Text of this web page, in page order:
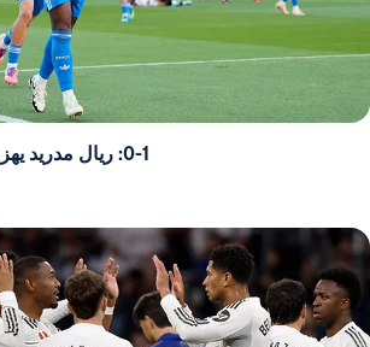
0-1: ريال مدريد يهزم إشبيلية في بيزخوان